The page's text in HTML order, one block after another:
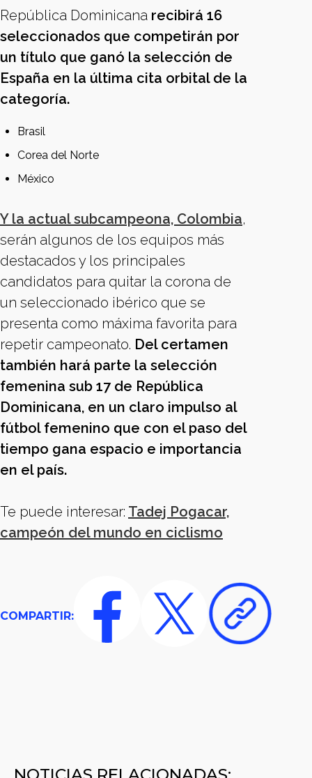
República Dominicana recibirá 16
seleccionados que competirán por
un título que ganó la selección de
España en la última cita orbital de la
categoría.
Brasil
Corea del Norte
México
Y la actual subcampeona, Colombia,
serán algunos de los equipos más
destacados y los principales
candidatos para quitar la corona de
un seleccionado ibérico que se
presenta como máxima favorita para
repetir campeonato. Del certamen
también hará parte la selección
femenina sub 17 de República
Dominicana, en un claro impulso al
fútbol femenino que con el paso del
tiempo gana espacio e importancia
en el país.
Te puede interesar: Tadej Pogacar,
campeón del mundo en ciclismo
COMPARTIR: